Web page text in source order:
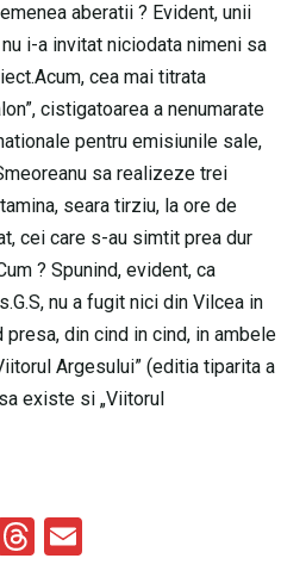
aberatii ? Evident, unii
i-a invitat niciodata nimeni sa
cea mai titrata
cistigatoarea a nenumarate
pentru emisiunile sale,
sa realizeze trei
seara tirziu, la ore de
cei care s-au simtit prea dur
? Spunind, evident, ca
nu a fugit nici din Vilcea in
din cind in cind, in ambele
Argesului” (editia tiparita a
existe si „Viitorul
T